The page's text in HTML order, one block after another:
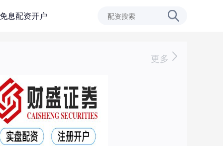
免息配资开户
更多